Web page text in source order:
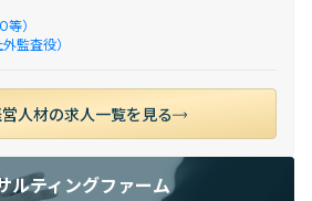
）
監査役）
人材の求人一覧を見る
ルティングファーム